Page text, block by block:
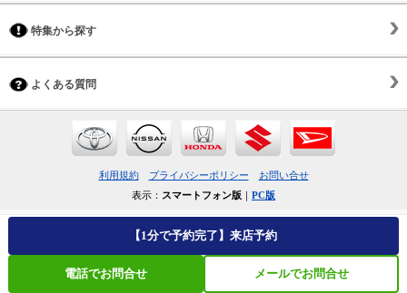
【1分で予約完了】来店予約
電話でお問合せ メールでお問合せ
特集から探す
よくある質問
利用規約 プライバシーポリシー
お問い合せ
表示： スマートフォン版 ｜ PC版